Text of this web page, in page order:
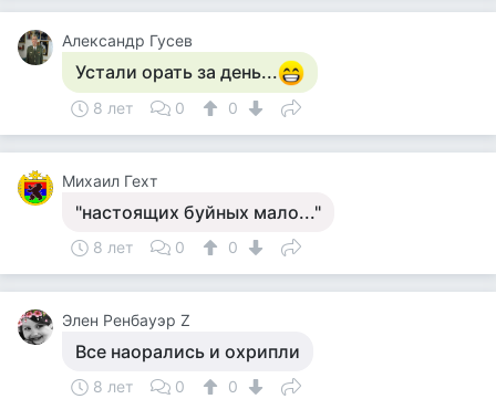
Александр Гусев
Устали орать за день...
8 лет 0 0
Михаил Гехт
"настоящих буйных мало..."
8 лет 0 0
Элен Ренбауэр Z
Все наорались и охрипли
8 лет 0 0